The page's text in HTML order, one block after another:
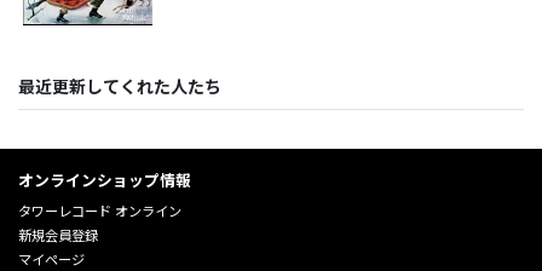
最近更新してくれた人たち
オンラインショップ情報
タワーレコード オンライン
新規会員登録
マイページ